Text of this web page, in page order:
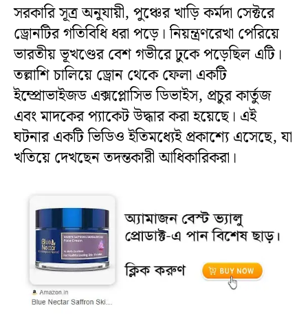
সরকারি সূত্র অনুযায়ী, পুঞ্চের খাড়ি কর্মদা সেক্টরে
ড্রোনটির গতিবিধি ধরা পড়ে। নিয়ন্ত্রণরেখা পেরিয়ে
ভারতীয় ভূখণ্ডের বেশ গভীরে ঢুকে পড়েছিল এটি।
তল্লাশি চালিয়ে ড্রোন থেকে ফেলা একটি
ইম্প্রোভাইজড এক্সপ্লোসিভ ডিভাইস, প্রচুর কার্তুজ
এবং মাদকের প্যাকেট উদ্ধার করা হয়েছে। এই
ঘটনার একটি ভিডিও ইতিমধ্যেই প্রকাশ্যে এসেছে, যা
খতিয়ে দেখছেন তদন্তকারী আধিকারিকরা।